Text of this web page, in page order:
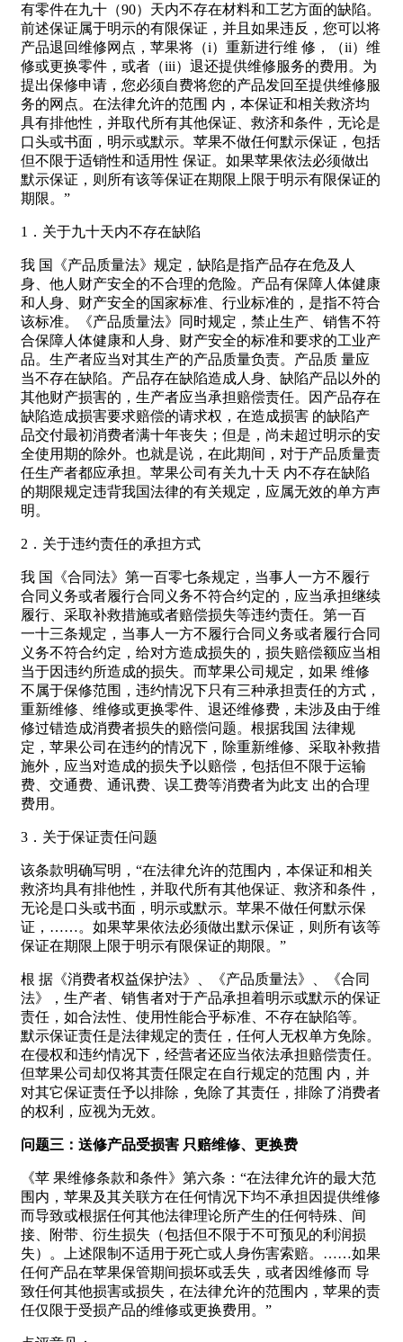
有零件在九十（90）天内不存在材料和工艺方面的缺陷。
前述保证属于明示的有限保证，并且如果违反，您可以将
产品退回维修网点，苹果将（i）重新进行维 修，（ii）维
修或更换零件，或者（iii）退还提供维修服务的费用。为
提出保修申请，您必须自费将您的产品发回至提供维修服
务的网点。在法律允许的范围 内，本保证和相关救济均
具有排他性，并取代所有其他保证、救济和条件，无论是
口头或书面，明示或默示。苹果不做任何默示保证，包括
但不限于适销性和适用性 保证。如果苹果依法必须做出
默示保证，则所有该等保证在期限上限于明示有限保证的
期限。”
1．关于九十天内不存在缺陷
我 国《产品质量法》规定，缺陷是指产品存在危及人
身、他人财产安全的不合理的危险。产品有保障人体健康
和人身、财产安全的国家标准、行业标准的，是指不符合
该标准。《产品质量法》同时规定，禁止生产、销售不符
合保障人体健康和人身、财产安全的标准和要求的工业产
品。生产者应当对其生产的产品质量负责。产品质 量应
当不存在缺陷。产品存在缺陷造成人身、缺陷产品以外的
其他财产损害的，生产者应当承担赔偿责任。因产品存在
缺陷造成损害要求赔偿的请求权，在造成损害 的缺陷产
品交付最初消费者满十年丧失；但是，尚未超过明示的安
全使用期的除外。也就是说，在此期间，对于产品质量责
任生产者都应承担。苹果公司有关九十天 内不存在缺陷
的期限规定违背我国法律的有关规定，应属无效的单方声
明。
2．关于违约责任的承担方式
我 国《合同法》第一百零七条规定，当事人一方不履行
合同义务或者履行合同义务不符合约定的，应当承担继续
履行、采取补救措施或者赔偿损失等违约责任。第一百
一十三条规定，当事人一方不履行合同义务或者履行合同
义务不符合约定，给对方造成损失的，损失赔偿额应当相
当于因违约所造成的损失。而苹果公司规定，如果 维修
不属于保修范围，违约情况下只有三种承担责任的方式，
重新维修、维修或更换零件、退还维修费，未涉及由于维
修过错造成消费者损失的赔偿问题。根据我国 法律规
定，苹果公司在违约的情况下，除重新维修、采取补救措
施外，应当对造成的损失予以赔偿，包括但不限于运输
费、交通费、通讯费、误工费等消费者为此支 出的合理
费用。
3．关于保证责任问题
该条款明确写明，“在法律允许的范围内，本保证和相关
救济均具有排他性，并取代所有其他保证、救济和条件，
无论是口头或书面，明示或默示。苹果不做任何默示保
证，……。如果苹果依法必须做出默示保证，则所有该等
保证在期限上限于明示有限保证的期限。”
根 据《消费者权益保护法》、《产品质量法》、《合同
法》，生产者、销售者对于产品承担着明示或默示的保证
责任，如合法性、使用性能合乎标准、不存在缺陷等。
默示保证责任是法律规定的责任，任何人无权单方免除。
在侵权和违约情况下，经营者还应当依法承担赔偿责任。
但苹果公司却仅将其责任限定在自行规定的范围 内，并
对其它保证责任予以排除，免除了其责任，排除了消费者
的权利，应视为无效。
问题三：送修产品受损害 只赔维修、更换费
《苹 果维修条款和条件》第六条：“在法律允许的最大范
围内，苹果及其关联方在任何情况下均不承担因提供维修
而导致或根据任何其他法律理论所产生的任何特殊、间
接、附带、衍生损失（包括但不限于不可预见的利润损
失）。上述限制不适用于死亡或人身伤害索赔。……如果
任何产品在苹果保管期间损坏或丢失，或者因维修而 导
致任何其他损害或损失，在法律允许的范围内，苹果的责
任仅限于受损产品的维修或更换费用。”